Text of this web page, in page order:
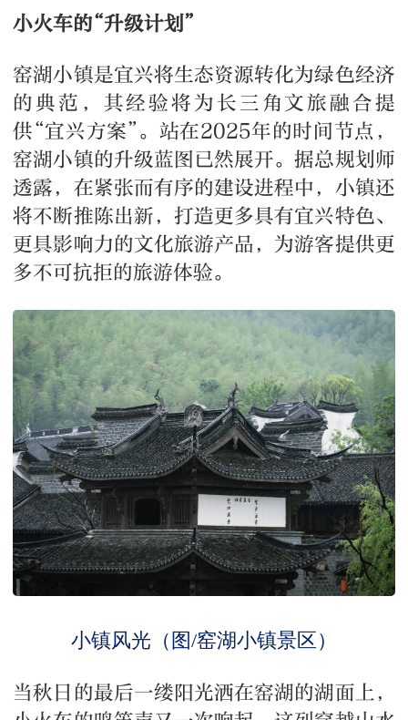
小火车的“升级计划”
窑湖小镇是宜兴将生态资源转化为绿色经济
的典范，其经验将为长三角文旅融合提
供“宜兴方案”。站在2025年的时间节点，
窑湖小镇的升级蓝图已然展开。据总规划师
透露，在紧张而有序的建设进程中，小镇还
将不断推陈出新，打造更多具有宜兴特色、
更具影响力的文化旅游产品，为游客提供更
多不可抗拒的旅游体验。
小镇风光（图/窑湖小镇景区）
当秋日的最后一缕阳光洒在窑湖的湖面上，